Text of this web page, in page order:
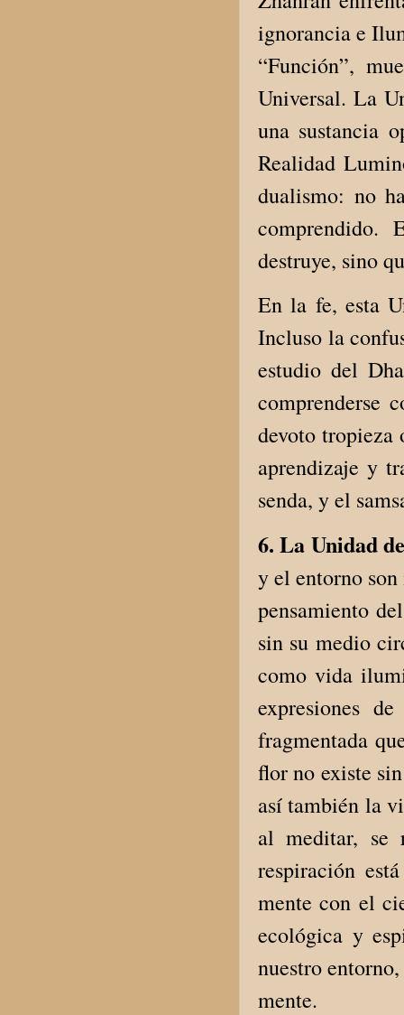
ignorancia e
“Función”,
Universal. La
una sustancia
Realidad
dualismo: no
comprendido.
destruye, sino
En la fe, esta
Incluso la
estudio del
comprenderse
devoto tropieza
aprendizaje y
senda, y el
6. La Unidad
y el entorno
pensamiento
sin su medio
como vida
expresiones
fragmentada
flor no existe
así también la
al meditar, se
respiración
mente con el
ecológica y
nuestro
mente.